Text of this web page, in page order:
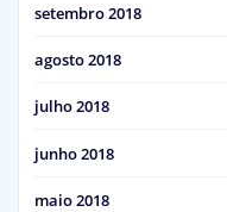
setembro 2018
agosto 2018
julho 2018
junho 2018
maio 2018